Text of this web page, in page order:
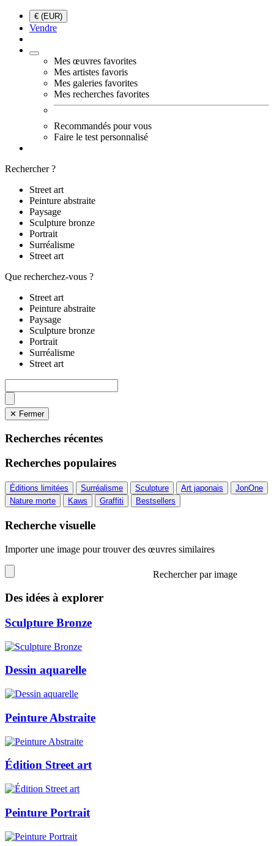
€ (EUR)
Vendre
Mes œuvres favorites
Mes artistes favoris
Mes galeries favorites
Mes recherches favorites
Recommandés pour vous
Faire le test personnalisé
Rechercher ?
Street art
Peinture abstraite
Paysage
Sculpture bronze
Portrait
Surréalisme
Street art
Que recherchez-vous ?
Street art
Peinture abstraite
Paysage
Sculpture bronze
Portrait
Surréalisme
Street art
✕ Fermer
Recherches récentes
Recherches populaires
Éditions limitées Surréalisme Sculpture Art japonais
JonOne
Nature morte
Kaws Graffiti Bestsellers
Recherche visuelle
Importer une image pour trouver des œuvres similaires
Rechercher par image
Des idées à explorer
Sculpture Bronze
Dessin aquarelle
Peinture Abstraite
Édition Street art
Peinture Portrait